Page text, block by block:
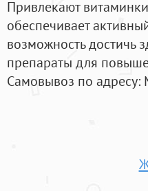
Привлекают
обеспечивает
возможность достичь
препараты для
Самовывоз по адресу: